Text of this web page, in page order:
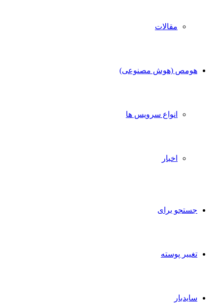
مقالات
هومص (هوش مصنوعی)
انواع سرویس ها
اخبار
جستجو برای
تغییر پوسته
سایدبار